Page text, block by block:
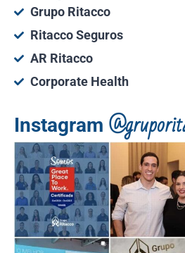
Grupo Ritacco
Ritacco Seguros
AR Ritacco
Corporate Health
Instagram